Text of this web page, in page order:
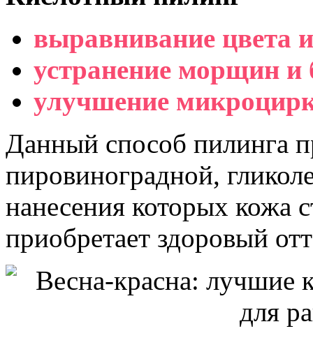
выравнивание цвета
устранение морщин и
улучшение
Данный способ пилинга
пировиноградной,
нанесения которых кожа
приобретает здоровый